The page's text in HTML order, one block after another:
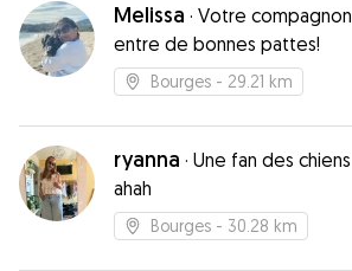
Melissa · Votre compagnon
entre de bonnes pattes!
Bourges - 29.21 km
ryanna · Une fan des chiens
ahah
Bourges - 30.28 km